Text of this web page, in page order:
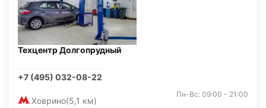
Техцентр Долгопрудный
+7 (495) 032-08-22
Ховрино(5,1 км)
Пн-Вс: 09:00 - 21:00